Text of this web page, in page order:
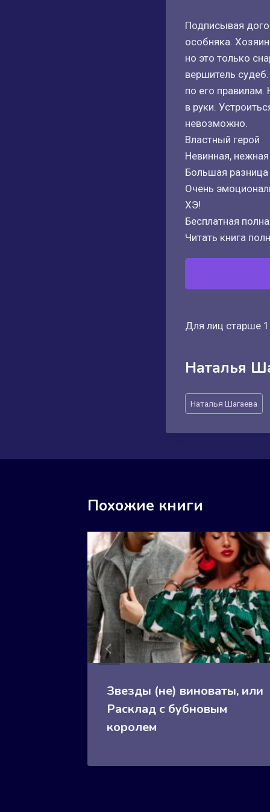
Подписывая
особняка.
но это только
вершитель
по его правилам.
в руки.
невозможно.
Властный герой
Невинная,
Большая
Очень
ХЭ!
Бесплатная
Читать книга
Для лиц старше
Наталья
Метки
записи:
Наталья Шагаева
Похожие книги
Звезды (не) виноваты, или
Расклад с бубновым
королем